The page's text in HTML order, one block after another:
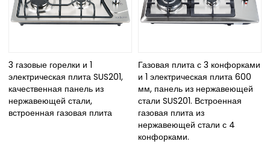
3 газовые горелки и 1
электрическая плита SUS201,
качественная панель из
нержавеющей стали,
встроенная газовая плита
Газовая плита с 3 конфорками
и 1 электрическая плита 600
мм, панель из нержавеющей
стали SUS201. Встроенная
газовая плита из
нержавеющей стали с 4
конфорками.